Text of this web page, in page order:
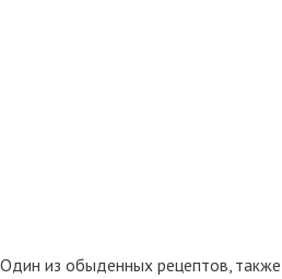
Один из обыденных рецептов,